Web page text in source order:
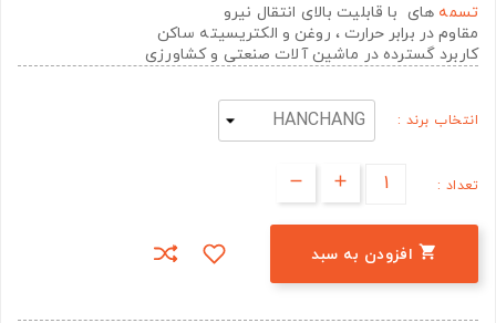
تسمه های با قابلیت بالای انتقال نیرو
مقاوم در برابر حرارت ، روغن و الکتریسیته ساکن
کاربرد گسترده در ماشین آلات صنعتی و کشاورزی
انتخاب برند :
تعداد :
 افزودن به سبد